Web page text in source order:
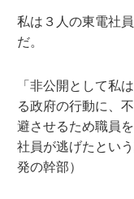
私は３人の東電社
だ。
「非公開として私
る政府の行動に、
避させるため職員
社員が逃げたとい
発の幹部）